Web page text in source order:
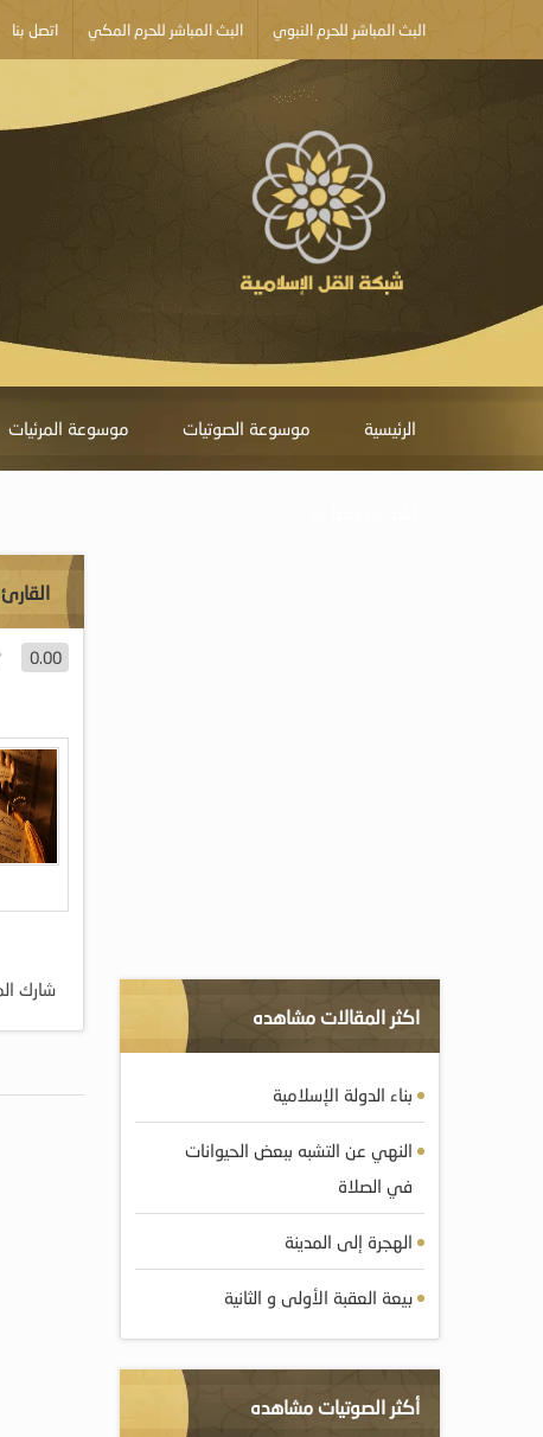
البث المباشر للحرم النبوي البث المباشر للحرم المكي اتصل بنا
الرئيسية موسوعة الصوتيات موسوعة المرئيات
0.00
شارك
اكثر المقالات مشاهده
بناء الدولة الإسلامية
النهي عن التشبه ببعض الحيوانات
في الصلاة
الهجرة إلى المدينة
بيعة العقبة الأولى و الثانية
أكثر الصوتيات مشاهده